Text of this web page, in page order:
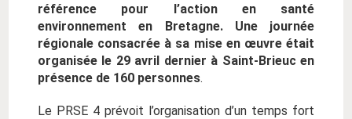
référence pour l’action en santé
environnement en Bretagne. Une journée
régionale consacrée à sa mise en œuvre était
organisée le 29 avril dernier à Saint-Brieuc en
présence de 160 personnes.
Le PRSE 4 prévoit l’organisation d’un temps fort